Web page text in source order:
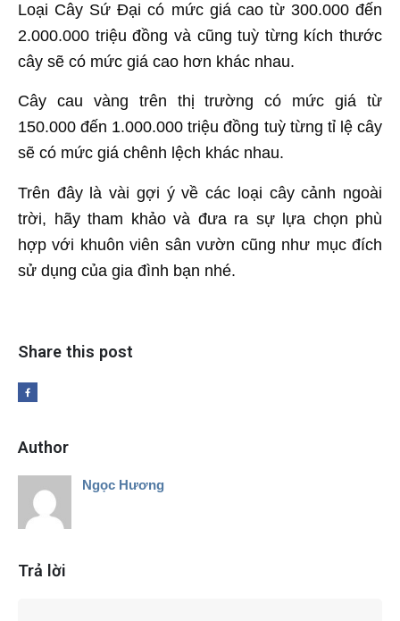
Loại Cây Sứ Đại có mức giá cao từ 300.000 đến
2.000.000 triệu đồng và cũng tuỳ từng kích thước
cây sẽ có mức giá cao hơn khác nhau.
Cây cau vàng trên thị trường có mức giá từ
150.000 đến 1.000.000 triệu đồng tuỳ từng tỉ lệ cây
sẽ có mức giá chênh lệch khác nhau.
Trên đây là vài gợi ý về các loại cây cảnh ngoài
trời, hãy tham khảo và đưa ra sự lựa chọn phù
hợp với khuôn viên sân vườn cũng như mục đích
sử dụng của gia đình bạn nhé.
Share this post
Author
Ngọc Hương
Trả lời